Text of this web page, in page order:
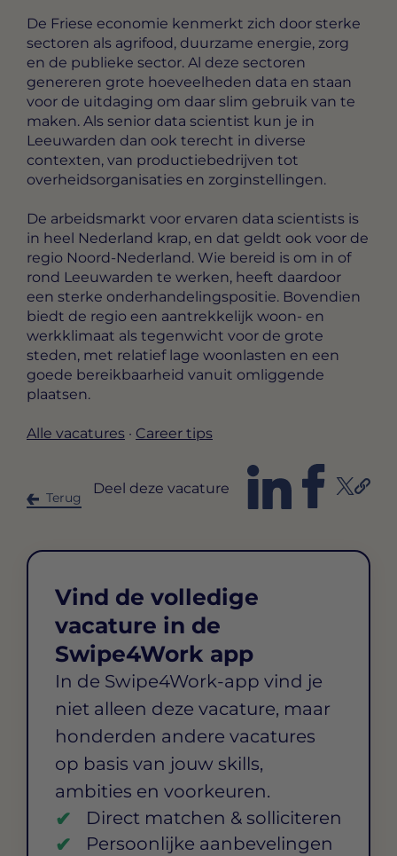
De Friese economie kenmerkt zich door sterke
sectoren als agrifood, duurzame energie, zorg
en de publieke sector. Al deze sectoren
genereren grote hoeveelheden data en staan
voor de uitdaging om daar slim gebruik van te
maken. Als senior data scientist kun je in
Leeuwarden dan ook terecht in diverse
contexten, van productiebedrijven tot
overheidsorganisaties en zorginstellingen.
De arbeidsmarkt voor ervaren data scientists is
in heel Nederland krap, en dat geldt ook voor de
regio Noord-Nederland. Wie bereid is om in of
rond Leeuwarden te werken, heeft daardoor
een sterke onderhandelingspositie. Bovendien
biedt de regio een aantrekkelijk woon- en
werkklimaat als tegenwicht voor de grote
steden, met relatief lage woonlasten en een
goede bereikbaarheid vanuit omliggende
plaatsen.
Alle vacatures · Career tips
Terug
Deel deze vacature
Vind de volledige
vacature in de
Swipe4Work app
In de Swipe4Work-app vind je
niet alleen deze vacature, maar
honderden andere vacatures
op basis van jouw skills,
ambities en voorkeuren.
Direct matchen & solliciteren
Persoonlijke aanbevelingen